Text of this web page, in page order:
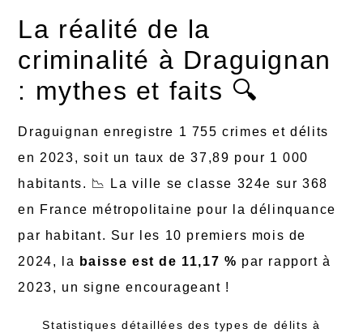
La réalité de la
criminalité à Draguignan
: mythes et faits 🔍
Draguignan enregistre 1 755 crimes et délits
en 2023, soit un taux de 37,89 pour 1 000
habitants. 📉 La ville se classe 324e sur 368
en France métropolitaine pour la délinquance
par habitant. Sur les 10 premiers mois de
2024, la
baisse est de 11,17 % par rapport à
2023, un signe encourageant !
Statistiques détaillées des types de délits à